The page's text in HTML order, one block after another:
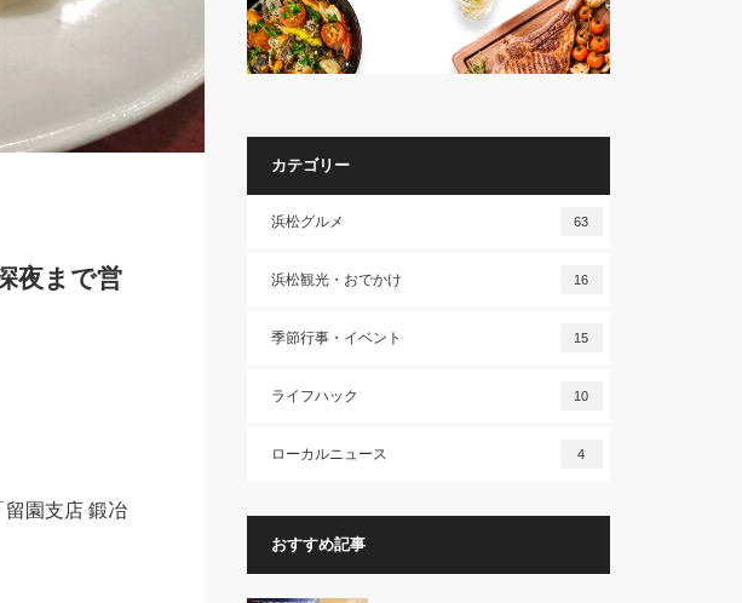
夜まで営
園支店 鍛冶
カテゴリー
浜松グルメ 63
浜松観光・おでかけ 16
季節行事・イベント 15
ライフハック 10
ローカルニュース 4
おすすめ記事